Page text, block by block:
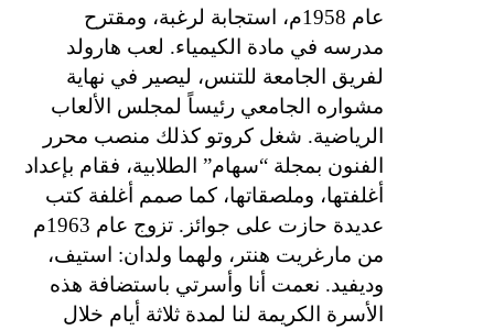
عام 1958م، استجابة لرغبة، ومقترح
مدرسه في مادة الكيمياء. لعب هارولد
لفريق الجامعة للتنس، ليصير في نهاية
مشواره الجامعي رئيساً لمجلس الألعاب
الرياضية. شغل كروتو كذلك منصب محرر
الفنون بمجلة “سهام” الطلابية، فقام بإعداد
أغلفتها، وملصقاتها، كما صمم أغلفة كتب
عديدة حازت على جوائز. تزوج عام 1963م
من مارغريت هنتر، ولهما ولدان: استيف،
وديفيد. نعمت أنا وأسرتي باستضافة هذه
الأسرة الكريمة لنا لمدة ثلاثة أيام خلال